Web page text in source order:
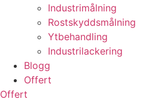
Industrimålning
Rostskyddsmålning
Ytbehandling
Industrilackering
Blogg
Offert
Offert